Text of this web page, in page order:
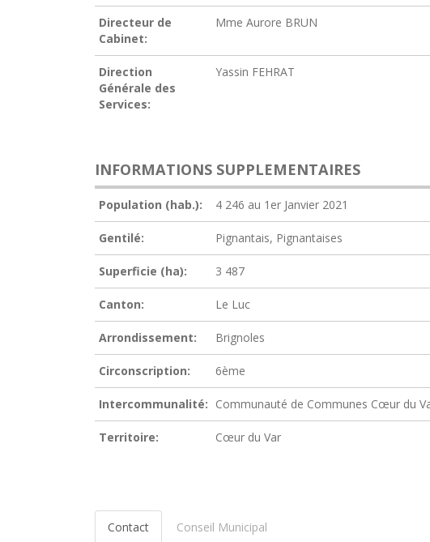
Directeur de
Cabinet:
Mme Aurore BRUN
Direction
Générale des
Services:
Yassin FEHRAT
INFORMATIONS SUPPLEMENTAIRES
Population (hab.): 4 246 au 1er Janvier 2021
Gentilé: Pignantais, Pignantaises
Superficie (ha): 3 487
Canton: Le Luc
Arrondissement: Brignoles
Circonscription: 6ème
Intercommunalité: Communauté de Communes Cœur du
Territoire: Cœur du Var
Contact Conseil Municipal